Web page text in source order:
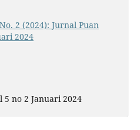
2 (2024): Jurnal Puan
2024
5 no 2 Januari 2024